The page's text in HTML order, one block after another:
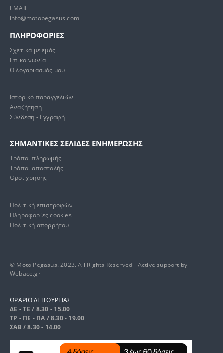
EMAIL
info@motopegasus.com
ΠΛΗΡΟΦΟΡΙΕΣ
Σχετικά με εμάς
Επικοινωνία
Ο λογαριασμός μου
Ιστορικό παραγγελιών
Αναζήτηση
Σύνδεση - Εγγραφή
ΣΗΜΑΝΤΙΚΕΣ ΣΕΛΙΔΕΣ ΕΝΗΜΕΡΩΣΗΣ
Τρόποι πληρωμής
Τρόποι αποστολής
Όροι χρήσης
Πολιτική επιστροφών
Πληροφορίες cookies
Πολιτική απορρήτου
© Moto Pegasus. 2023. All Rights Reserved - Active support by
Webace.gr
ΩΡΑΡΙΟ ΛΕΙΤΟΥΡΓΙΑΣ
ΔΕ - ΤΕ / 8.30 - 15.00
ΤΡ - ΠΕ - ΠΑ / 8.30 - 19.00
ΣΑΒ / 8.30 - 14.00